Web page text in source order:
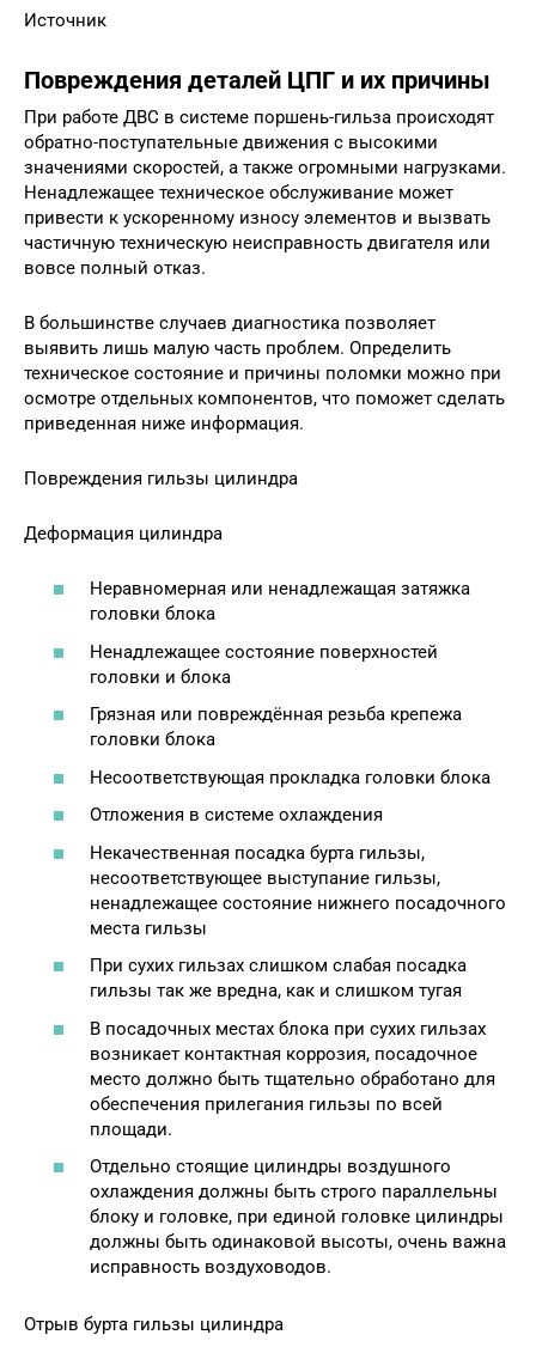
Источник
Повреждения деталей ЦПГ и их причины
При работе ДВС в системе поршень-гильза происходят
обратно-поступательные движения с высокими
значениями скоростей, а также огромными нагрузками.
Ненадлежащее техническое обслуживание может
привести к ускоренному износу элементов и вызвать
частичную техническую неисправность двигателя или
вовсе полный отказ.
В большинстве случаев диагностика позволяет
выявить лишь малую часть проблем. Определить
техническое состояние и причины поломки можно при
осмотре отдельных компонентов, что поможет сделать
приведенная ниже информация.
Повреждения гильзы цилиндра
Деформация цилиндра
Неравномерная или ненадлежащая затяжка
головки блока
Ненадлежащее состояние поверхностей
головки и блока
Грязная или повреждённая резьба крепежа
головки блока
Несоответствующая прокладка головки блока
Отложения в системе охлаждения
Некачественная посадка бурта гильзы,
несоответствующее выступание гильзы,
ненадлежащее состояние нижнего посадочного
места гильзы
При сухих гильзах слишком слабая посадка
гильзы так же вредна, как и слишком тугая
В посадочных местах блока при сухих гильзах
возникает контактная коррозия, посадочное
место должно быть тщательно обработано для
обеспечения прилегания гильзы по всей
площади.
Отдельно стоящие цилиндры воздушного
охлаждения должны быть строго параллельны
блоку и головке, при единой головке цилиндры
должны быть одинаковой высоты, очень важна
исправность воздуховодов.
Отрыв бурта гильзы цилиндра